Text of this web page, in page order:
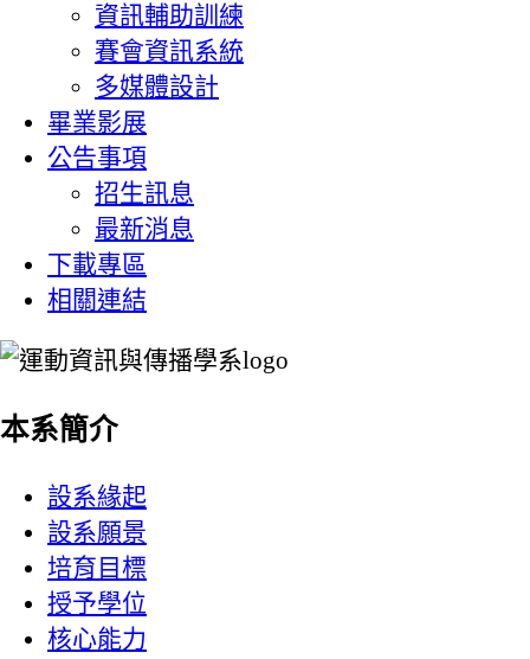
資訊輔助訓練
賽會資訊系統
多媒體設計
畢業影展
公告事項
招生訊息
最新消息
下載專區
相關連結
:::
本系簡介
設系緣起
設系願景
培育目標
授予學位
核心能力